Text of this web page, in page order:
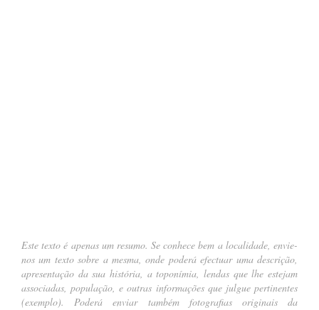
Este texto é apenas um resumo. Se conhece bem a localidade, envie-
nos um texto sobre a mesma, onde poderá efectuar uma descrição,
apresentação da sua história, a toponímia, lendas que lhe estejam
associadas, população, e outras informações que julgue pertinentes
(exemplo). Poderá enviar também fotografias originais da